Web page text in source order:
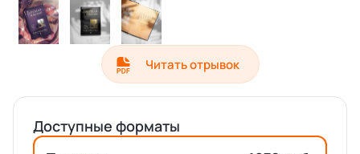
Читать отрывок
Доступные форматы